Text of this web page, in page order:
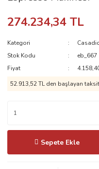
274.234,34 TL
Kategori
Stok Kodu
eb_667
Fiyat
52.913,52 TL den başlayan
Sepete Ekle